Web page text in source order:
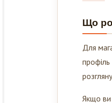
Що
Для
Якщо ви